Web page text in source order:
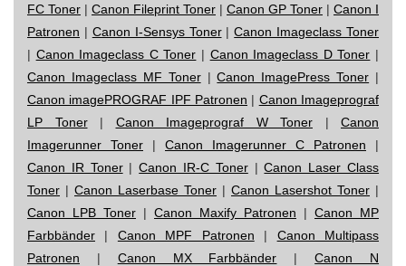
FC Toner | Canon Fileprint Toner | Canon GP Toner | Canon I
Patronen | Canon I-Sensys Toner|Canon Imageclass Toner
| Canon Imageclass C Toner | Canon Imageclass D Toner |
Canon Imageclass MF Toner|Canon ImagePress Toner |
Canon imagePROGRAF IPF Patronen | Canon Imageprograf
LP Toner| Canon Imageprograf W Toner | Canon
Imagerunner Toner | Canon Imagerunner C Patronen |
Canon IR Toner|Canon IR-C Toner|Canon Laser Class
Toner | Canon Laserbase Toner | Canon Lasershot Toner |
Canon LPB Toner | Canon Maxify Patronen | Canon MP
Farbbänder | Canon MPF Patronen | Canon Multipass
Patronen | Canon MX Farbbänder |Canon N